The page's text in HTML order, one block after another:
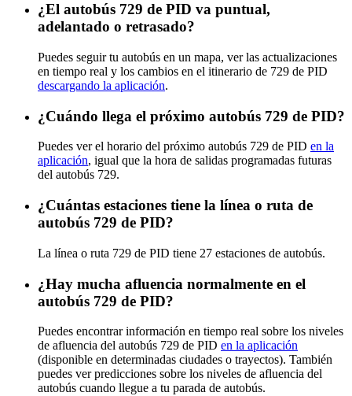
¿El autobús 729 de PID va puntual,
adelantado o retrasado?
Puedes seguir tu autobús en un mapa, ver las actualizaciones
en tiempo real y los cambios en el itinerario de 729 de PID
descargando la aplicación.
¿Cuándo llega el próximo autobús 729 de PID?
Puedes ver el horario del próximo autobús 729 de PID en la
aplicación, igual que la hora de salidas programadas futuras
del autobús 729.
¿Cuántas estaciones tiene la línea o ruta de
autobús 729 de PID?
La línea o ruta 729 de PID tiene 27 estaciones de autobús.
¿Hay mucha afluencia normalmente en el
autobús 729 de PID?
Puedes encontrar información en tiempo real sobre los niveles
de afluencia del autobús 729 de PID en la aplicación
(disponible en determinadas ciudades o trayectos). También
puedes ver predicciones sobre los niveles de afluencia del
autobús cuando llegue a tu parada de autobús.